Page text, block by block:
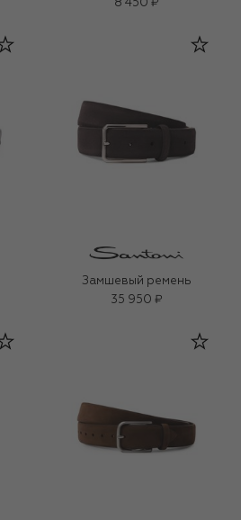
8 450 ₽
Замшевый ремень
35 950 ₽